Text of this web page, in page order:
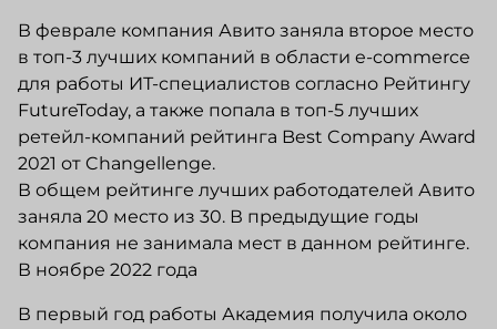
В феврале компания Авито заняла второе место
в топ-3 лучших компаний в области e-commerce
для работы ИТ-специалистов согласно Рейтингу
FutureToday, а также попала в топ-5 лучших
ретейл-компаний рейтинга Best Company Award
2021 от Changellenge.
В общем рейтинге лучших работодателей Авито
заняла 20 место из 30. В предыдущие годы
компания не занимала мест в данном рейтинге.
В ноябре 2022 года
В первый год работы Академия получила около